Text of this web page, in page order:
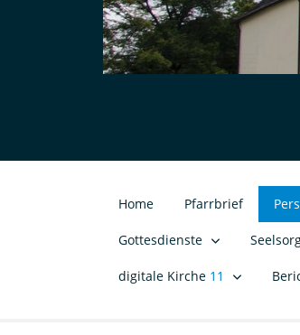
Home Pfarrbrief
Gottesdienste
digitale Kirche 11